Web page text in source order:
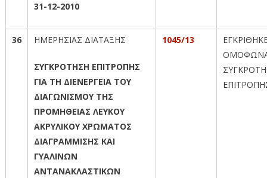
31-12-2010
36 ΗΜΕΡΗΣΙΑΣ ΔΙΑΤΑΞΗΣ
ΣΥΓΚΡΟΤΗΣΗ ΕΠΙΤΡΟΠΗΣ
ΓΙΑ ΤΗ ΔΙΕΝΕΡΓΕΙΑ ΤΟΥ
ΔΙΑΓΩΝΙΣΜΟΥ ΤΗΣ
ΠΡΟΜΗΘΕΙΑΣ ΛΕΥΚΟΥ
ΑΚΡΥΛΙΚΟΥ ΧΡΩΜΑΤΟΣ
ΔΙΑΓΡΑΜΜΙΣΗΣ ΚΑΙ
ΓΥΑΛΙΝΩΝ
ΑΝΤΑΝΑΚΛΑΣΤΙΚΩΝ
1045/13